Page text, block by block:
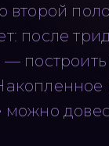
второй
после
построить
можно